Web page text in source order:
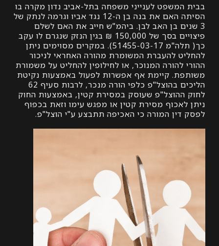
לענייני משפחה בתל-אביב נדון מקרה בו
הסיתה האם את בנה בן ה-12 נגד אביו וגרמה לנתק של
בן האב לבן. ביהמ"ש חייב את האם לשלם
פיצויים בסך של 150,000 ₪ בגין הנזק שנגרם לו עקב
כך( תלה"מ 51455-03-17). במקרים מסוימים ניתן
להעברת המשומרת מהורה האחראי לניכור
להורה המנוכר, או לחילופין להחליט על משמורת
קיימת אף אפשרות לפעול באמצעות נקיטת
הליכים בהוצל"פ כלפי הורה מנכר, לרבות סעיף 62
שעוסק במסירת קטין, באמצעות החוק
מסירת קטין או מפגש עימו וזאת בכפוף
המורה כי האכיפה תתבצע ע"י הוצל"פ.